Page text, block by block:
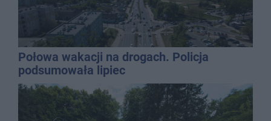
Połowa wakacji na drogach. Policja
podsumowała lipiec